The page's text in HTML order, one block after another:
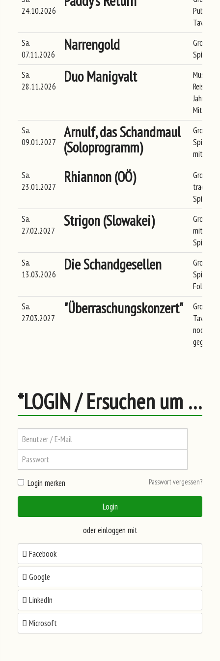
24.10.2026
Pubfolk
Sa.
07.11.2026
Narrengold
Große
Sa.
28.11.2026
Duo Manigvalt
Reise
Sa.
09.01.2027
Arnulf, das Schandmaul
(Soloprogramm)
Große
mit einer
Sa.
23.01.2027
Rhiannon (OÖ)
Große
Sa.
27.02.2027
Strigon (Slowakei)
Große
Sa.
13.03.2026
Die Schandgesellen
Große
Folk/
Sa.
27.03.2027
"Überraschungskonzert"
Große
Taverne
noch
gegeben
*LOGIN / Ersuchen um REGISTRIERUNG
Passwort vergessen?
Login merken
Login
oder einloggen mit
Facebook
Google
LinkedIn
Microsoft
PLÄTZE-
RESERVIERUNG
+++
FRÜHBUCHER
+++